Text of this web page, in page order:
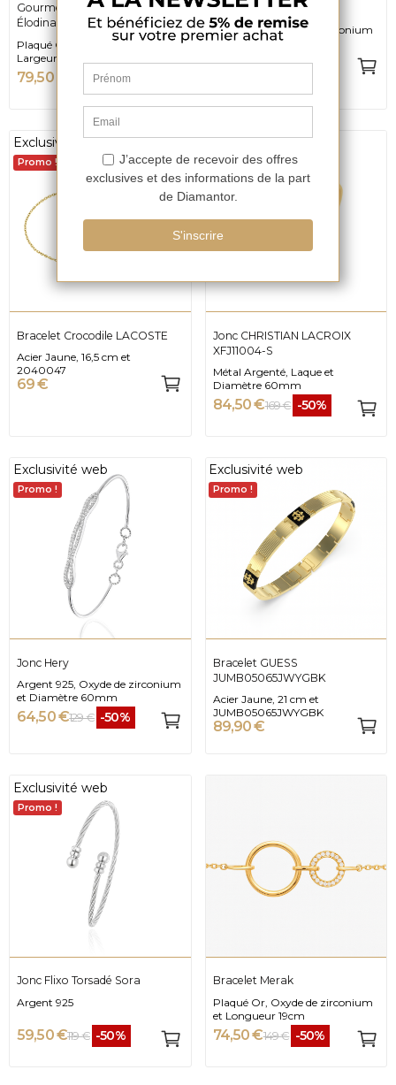
Gourmette Identité Femme
Élodina
Plaqué Or, Longueur 18cm et
Largeur 4mm
79,50 € -50%
Bracelet Maris
Plaqué Or, Oxyde de zirconium
et Longueur 16cm + 3cm
64,50 €129 € -50%
Exclusivité web
Promo !
Bracelet Crocodile LACOSTE
Acier Jaune, 16,5 cm et
2040047
69 €
Exclusivité web
Promo !
Jonc CHRISTIAN LACROIX
XFJ11004-S
Métal Argenté, Laque et
Diamètre 60mm
84,50 €169 € -50%
Exclusivité web
Promo !
Jonc Hery
Argent 925, Oxyde de zirconium
et Diamètre 60mm
64,50 €129 € -50%
Exclusivité web
Promo !
Bracelet GUESS
JUMB05065JWYGBK
Acier Jaune, 21 cm et
JUMB05065JWYGBK
89,90 €
Exclusivité web
Promo !
Jonc Flixo Torsadé Sora
Argent 925
59,50 €119 € -50%
Bracelet Merak
Plaqué Or, Oxyde de zirconium
et Longueur 19cm
74,50 €149 € -50%